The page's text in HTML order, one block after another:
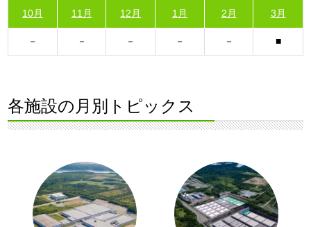
10月 11月 12月 1月 2月 3月
各施設の月別トピックス